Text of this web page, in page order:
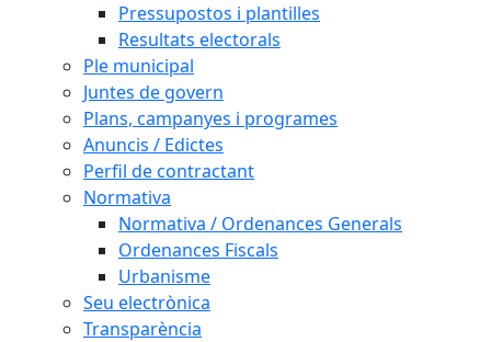
Pressupostos i plantilles
Resultats electorals
Ple municipal
Juntes de govern
Plans, campanyes i programes
Anuncis / Edictes
Perfil de contractant
Normativa
Normativa / Ordenances Generals
Ordenances Fiscals
Urbanisme
Seu electrònica
Transparència